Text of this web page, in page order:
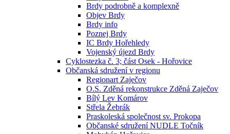
Brdy podrobně a komplexně
Objev Brdy
Brdy info
Poznej Brdy
IC Brdy Hořehledy
Vojenský újezd Brdy
Cyklostezka č. 3; část Osek - Hořovice
Občanská sdružení v regionu
Regionart Zaječov
O.S. Zděná rekonstrukce Zděná Zaječov
Bílý Lev Komárov
Střela Žebrák
Praskoleská společnost sv. Prokopa
Občanské sdružení NUDLE Točník